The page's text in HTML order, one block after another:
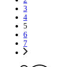
3
4
5
6
7